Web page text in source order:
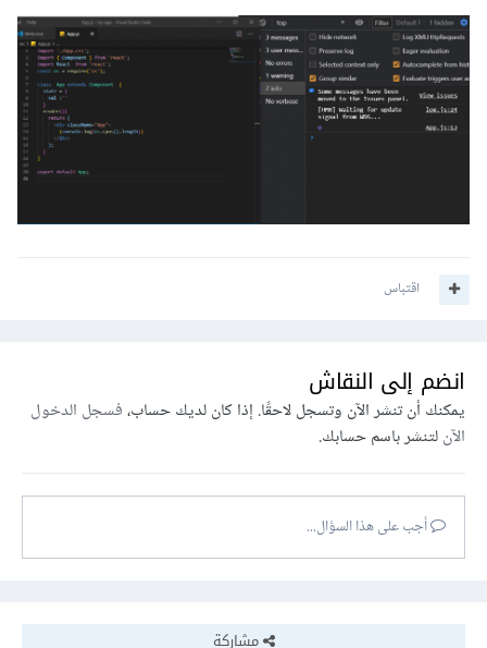
اقتباس
انضم إلى النقاش
يمكنك أن تنشر الآن وتسجل لاحقًا. إذا كان لديك حساب،فسجل الدخول
الآنلتنشر باسم حسابك.
أجب على هذا السؤال...
مشاركة